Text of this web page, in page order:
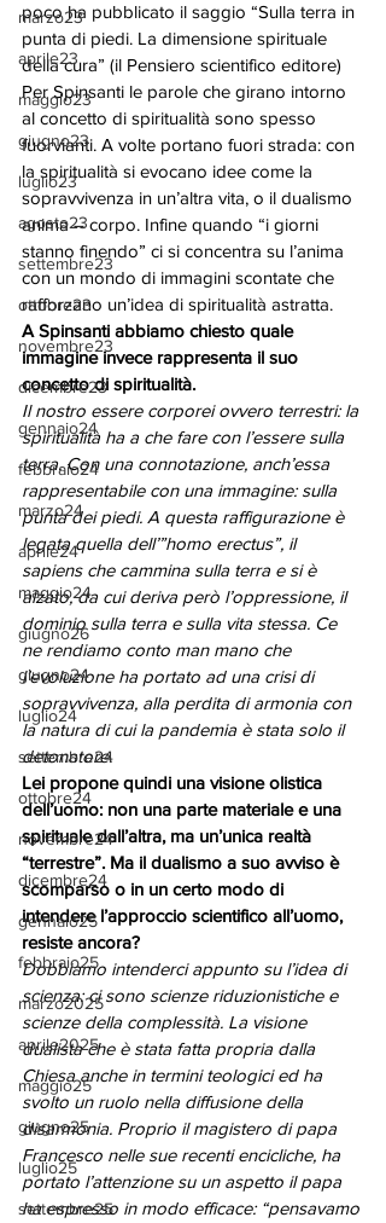
marzo23
aprile23
maggio23
giugno23
luglio23
agosto23
settembre23
ottobre23
novembre23
dicembre23
gennaio24
febbraio24
marzo24
aprile24
maggio24
giugno26
giugno24
luglio24
settembre24
ottobre24
novembre24
dicembre24
gennaio25
febbraio25
marzo2025
aprile2025
maggio25
giugno25
luglio25
settembre25
poco ha pubblicato il saggio “Sulla terra in
punta di piedi. La dimensione spirituale
della cura” (il Pensiero scientifico editore)
Per Spinsanti le parole che girano intorno
al concetto di spiritualità sono spesso
fuorvianti. A volte portano fuori strada: con
la spiritualità si evocano idee come la
sopravvivenza in un’altra vita, o il dualismo
anima – corpo. Infine quando “i giorni
stanno finendo” ci si concentra su l’anima
con un mondo di immagini scontate che
rafforzano un’idea di spiritualità astratta.
A Spinsanti abbiamo chiesto quale
immagine invece rappresenta il suo
concetto di spiritualità.
Il nostro essere corporei ovvero terrestri: la
spiritualità ha a che fare con l’essere sulla
terra. Con una connotazione, anch’essa
rappresentabile con una immagine: sulla
punta dei piedi. A questa raffigurazione è
legata quella dell’”homo erectus”, il
sapiens che cammina sulla terra e si è
alzato, da cui deriva però l’oppressione, il
dominio sulla terra e sulla vita stessa. Ce
ne rendiamo conto man mano che
l’evoluzione ha portato ad una crisi di
sopravvivenza, alla perdita di armonia con
la natura di cui la pandemia è stata solo il
detonatore.
Lei propone quindi una visione olistica
dell’uomo: non una parte materiale e una
spirituale dall’altra, ma un’unica realtà
“terrestre”. Ma il dualismo a suo avviso è
scomparso o in un certo modo di
intendere l’approccio scientifico all’uomo,
resiste ancora?
Dobbiamo intenderci appunto su l’idea di
scienza: ci sono scienze riduzionistiche e
scienze della complessità. La visione
dualista che è stata fatta propria dalla
Chiesa anche in termini teologici ed ha
svolto un ruolo nella diffusione della
disarmonia. Proprio il magistero di papa
Francesco nelle sue recenti encicliche, ha
portato l’attenzione su un aspetto il papa
ha espresso in modo efficace: “pensavamo